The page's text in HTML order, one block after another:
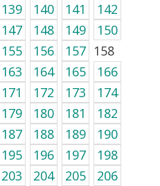
139 140 141
142
147 148 149
150
155 156 157 158
163 164 165
166
171 172 173
174
179 180 181
182
187 188 189
190
195 196 197
198
203 204 205
206